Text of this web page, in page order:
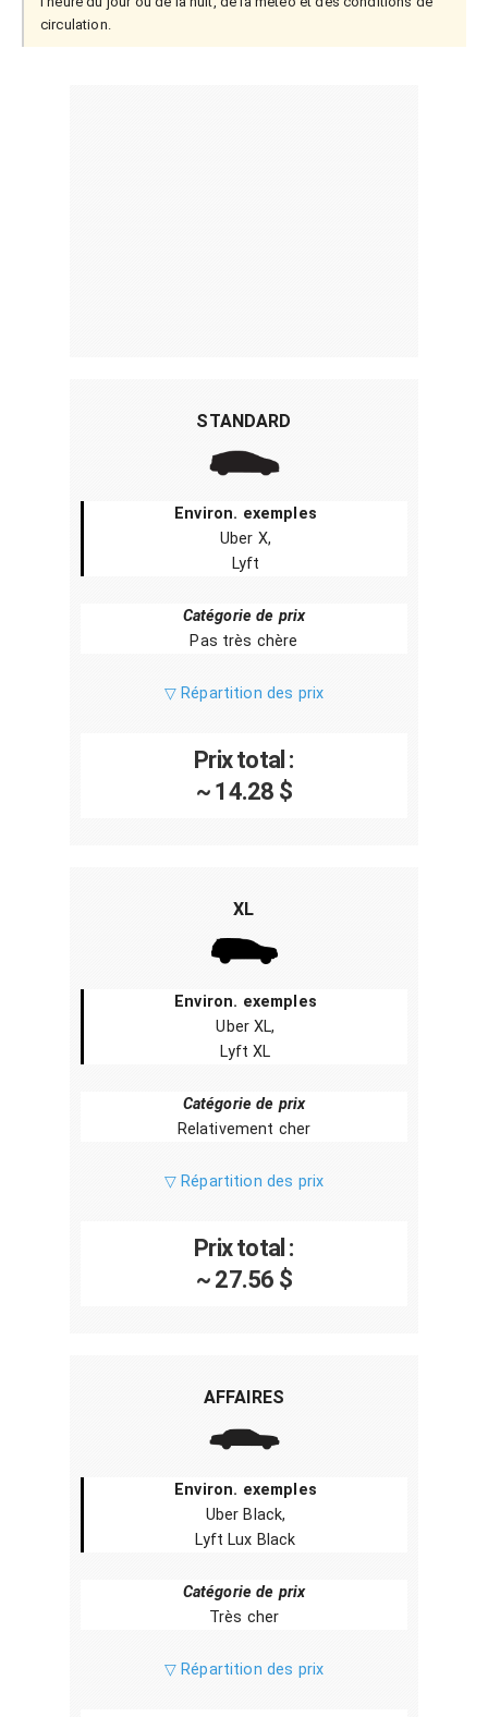
circulation.
STANDARD
Environ. exemples
Uber X,
Lyft
Catégorie de prix
Pas très chère
▽ Répartition des prix
Prix total :
~ 14.28 $
XL
Environ. exemples
Uber XL,
Lyft XL
Catégorie de prix
Relativement cher
▽ Répartition des prix
Prix total :
~ 27.56 $
AFFAIRES
Environ. exemples
Uber Black,
Lyft Lux Black
Catégorie de prix
Très cher
▽ Répartition des prix